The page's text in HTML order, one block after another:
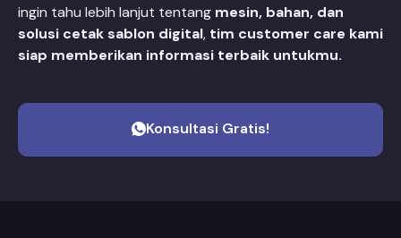
ingin tahu lebih lanjut tentang mesin, bahan, dan
solusi cetak sablon digital, tim customer care kami
siap memberikan informasi terbaik untukmu.
Konsultasi Gratis!